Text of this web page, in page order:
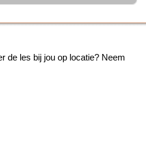
de les bij jou op locatie? Neem